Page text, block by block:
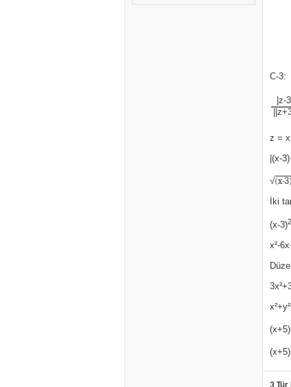
C-3:
|z-3|
z =
|(x-
√(x-3)
İki
(x-3)2
x²-
(x+5)
(x+5)
3 Tür